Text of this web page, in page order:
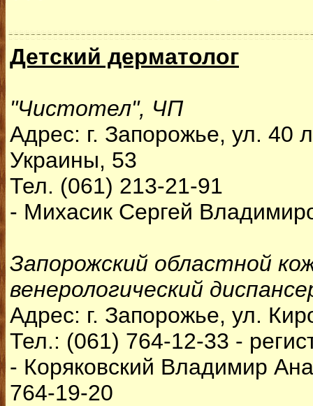
Детский дерматолог
"Чистотел", ЧП
Адрес: г. Запорожье, ул. 40
Украины, 53
Тел. (061) 213-21-91
- Михасик Сергей
Запорожский областной
венерологический
Адрес: г. Запорожье, ул.
Тел.: (061) 764-12-33 -
- Коряковский Владимир
764-19-20